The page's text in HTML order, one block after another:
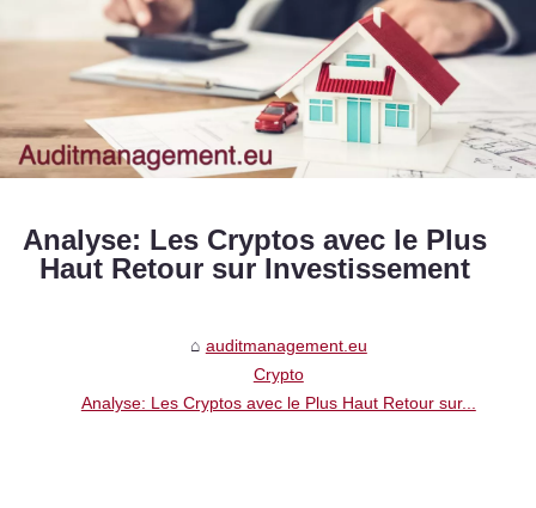
Analyse: Les Cryptos avec le Plus
Haut Retour sur Investissement
auditmanagement.eu
Crypto
Analyse: Les Cryptos avec le Plus Haut Retour sur...